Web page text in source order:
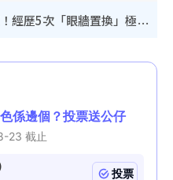
颱風白海豚料周日襲浙江！經歷5次「眼牆置換」極罕見 成登陸內地最長途颱風